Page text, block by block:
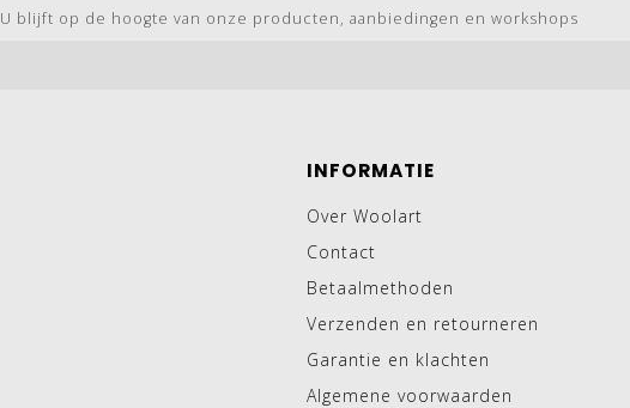
U blijft op de hoogte van onze producten, aanbiedingen en workshops
INFORMATIE
Over Woolart
Contact
Betaalmethoden
Verzenden en retourneren
Garantie en klachten
Algemene voorwaarden